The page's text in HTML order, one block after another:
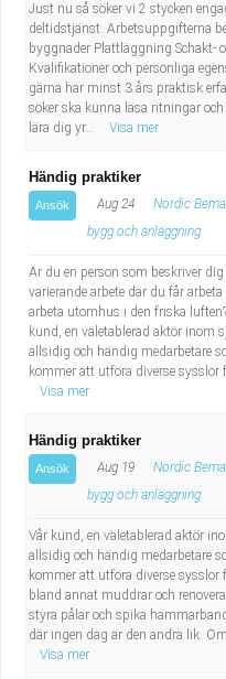
Just nu så söker vi 2 stycken
deltidstjänst. Arbetsuppgifterna
byggnader Plattläggning Schakt-
Kvalifikationer och personliga
gärna har minst 3 års praktisk
söker ska kunna läsa ritningar
lära dig yr...
Visa mer
Händig praktiker
Ansök Aug 24 Nordic
bygg och anläggning
Är du en person som beskriver
varierande arbete där du får
arbeta utomhus i den friska
kund, en väletablerad aktör inom
allsidig och händig medarbetare
kommer att utföra diverse
Visa mer
Händig praktiker
Ansök Aug 19 Nordic
bygg och anläggning
Vår kund, en väletablerad aktör
allsidig och händig medarbetare
kommer att utföra diverse
bland annat muddrar och
styra pålar och spika
där ingen dag är den andra lik.
Visa mer